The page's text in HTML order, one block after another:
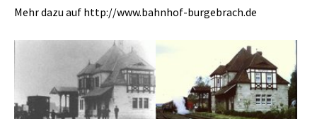
Mehr dazu auf http://www.bahnhof-burgebrach.de
Show larger version Show larger version